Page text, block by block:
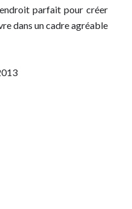
parfait pour créer
dans un cadre agréable